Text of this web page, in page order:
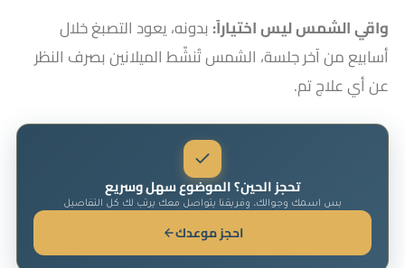
واقي الشمس ليس اختياراً: بدونه، يعود التصبغ خلال
أسابيع من آخر جلسة، الشمس تُنشّط الميلانين بصرف النظر
عن أي علاج تم.
تحجز الحين؟ الموضوع سهل وسريع
بس اسمك وجوالك، وفريقنا يتواصل معك يرتب لك كل التفاصيل
احجز موعدك